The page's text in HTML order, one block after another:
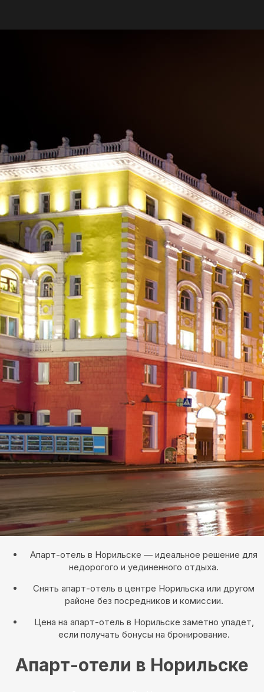
Апарт-отель в Норильске — идеальное решение для
недорогого и уединенного отдыха.
Снять апарт-отель в центре Норильска или другом
районе без посредников и комиссии.
Цена на апарт-отель в Норильске заметно упадет,
если получать бонусы на бронирование.
Апарт-отели в Норильске